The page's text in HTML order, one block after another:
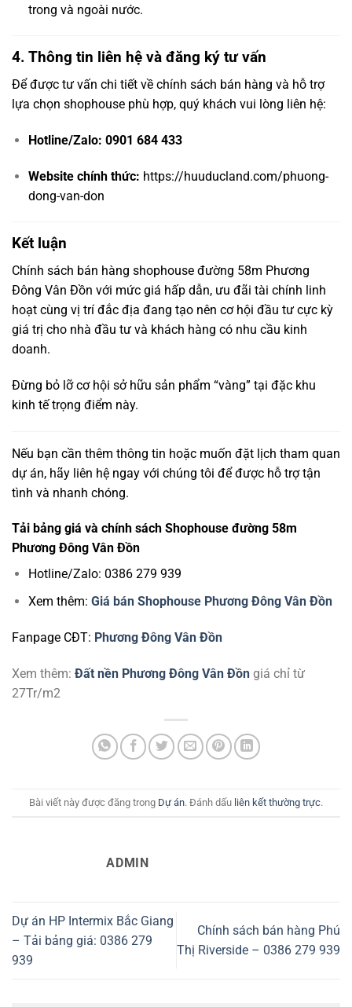
trong và ngoài nước.
4. Thông tin liên hệ và đăng ký tư vấn
Để được tư vấn chi tiết về chính sách bán hàng và hỗ trợ
lựa chọn shophouse phù hợp, quý khách vui lòng liên hệ:
Hotline/Zalo: 0901 684 433
Website chính thức: https://huuducland.com/phuong-
dong-van-don
Kết luận
Chính sách bán hàng shophouse đường 58m Phương
Đông Vân Đồn với mức giá hấp dẫn, ưu đãi tài chính linh
hoạt cùng vị trí đắc địa đang tạo nên cơ hội đầu tư cực kỳ
giá trị cho nhà đầu tư và khách hàng có nhu cầu kinh
doanh.
Đừng bỏ lỡ cơ hội sở hữu sản phẩm “vàng” tại đặc khu
kinh tế trọng điểm này.
Nếu bạn cần thêm thông tin hoặc muốn đặt lịch tham quan
dự án, hãy liên hệ ngay với chúng tôi để được hỗ trợ tận
tình và nhanh chóng.
Tải bảng giá và chính sách Shophouse đường 58m
Phương Đông Vân Đồn
Hotline/Zalo: 0386 279 939
Xem thêm: Giá bán Shophouse Phương Đông Vân Đồn
Fanpage CĐT: Phương Đông Vân Đồn
Xem thêm: Đất nền Phương Đông Vân Đồn giá chỉ từ
27Tr/m2
Bài viết này được đăng trong Dự án. Đánh dấu liên kết thường trực.
ADMIN
Dự án HP Intermix Bắc Giang
– Tải bảng giá: 0386 279
939
Chính sách bán hàng Phú
Thị Riverside – 0386 279 939